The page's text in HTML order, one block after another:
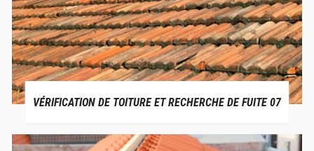
VÉRIFICATION DE TOITURE ET RECHERCHE DE FUITE 07